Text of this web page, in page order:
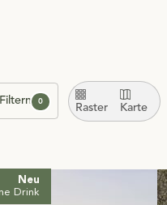
0
Raster Karte
Neu
Drink